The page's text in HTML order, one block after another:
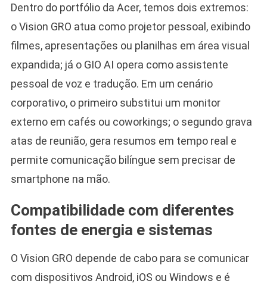
Dentro do portfólio da Acer, temos dois extremos:
o Vision GRO atua como projetor pessoal, exibindo
filmes, apresentações ou planilhas em área visual
expandida; já o GIO AI opera como assistente
pessoal de voz e tradução. Em um cenário
corporativo, o primeiro substitui um monitor
externo em cafés ou coworkings; o segundo grava
atas de reunião, gera resumos em tempo real e
permite comunicação bilíngue sem precisar de
smartphone na mão.
Compatibilidade com diferentes
fontes de energia e sistemas
O Vision GRO depende de cabo para se comunicar
com dispositivos Android, iOS ou Windows e é